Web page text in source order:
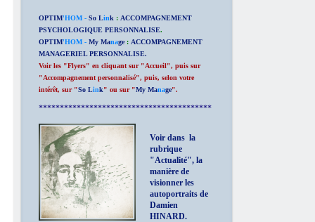
OPTIM'HOM - So Link : ACCOMPAGNEMENT
PSYCHOLOGIQUE PERSONNALISE.
OPTIM'HOM - My Manage : ACCOMPAGNEMENT
MANAGERIEL PERSONNALISE.
Voir les "Flyers" en cliquant sur "Accueil", puis sur
"Accompagnement personnalisé", puis, selon votre
intérêt, sur "So Link" ou sur "My Manage".
*****************************************
Voir dans la
rubrique
"Actualité", la
manière de
visionner les
autoportraits de
Damien
HINARD.